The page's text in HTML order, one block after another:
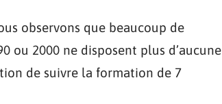
observons que beaucoup de
ou 2000 ne disposent plus d’aucune
de suivre la formation de 7